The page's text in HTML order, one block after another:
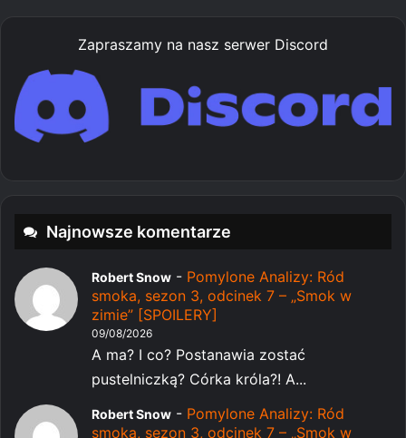
Zapraszamy na nasz serwer Discord
Najnowsze komentarze
Robert Snow - Pomylone Analizy: Ród
smoka, sezon 3, odcinek 7 – „Smok w
zimie” [SPOILERY]
09/08/2026
A ma? I co? Postanawia zostać
pustelniczką? Córka króla?! A...
Robert Snow - Pomylone Analizy: Ród
smoka, sezon 3, odcinek 7 – „Smok w